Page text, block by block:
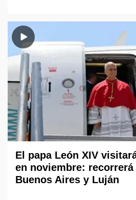
El papa León XIV
en noviembre: recorrerá
Buenos Aires y Luján